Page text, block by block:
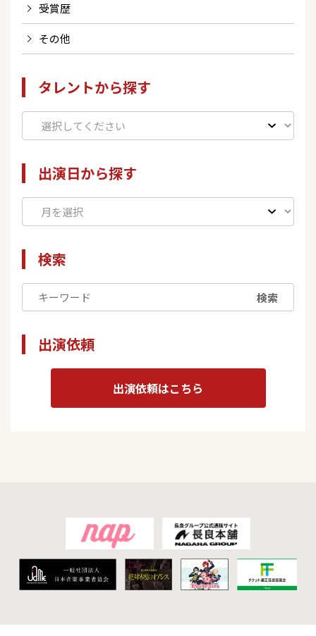
受賞歴
その他
タレントから探す
出演日から探す
検索
検索
出演依頼
出演依頼はこちら